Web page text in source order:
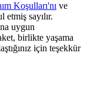
Koşulları'nı ve
sayılır.
uygun
birlikte yaşama
için teşekkür